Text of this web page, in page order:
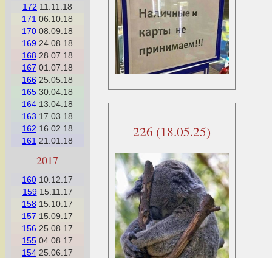
172 11.11.18
171 06.10.18
170 08.09.18
169 24.08.18
168 28.07.18
167 01.07.18
166 25.05.18
165 30.04.18
164 13.04.18
163 17.03.18
162 16.02.18
161 21.01.18
2017
160 10.12.17
159 15.11.17
158 15.10.17
157 15.09.17
156 25.08.17
155 04.08.17
154 25.06.17
226 (18.05.25)